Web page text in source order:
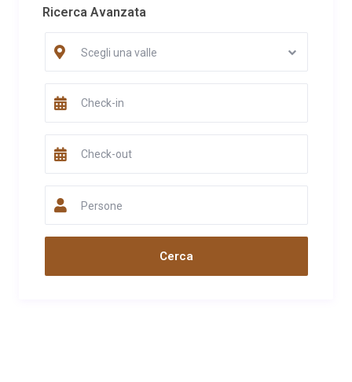
Data
05/06/2026
Nome
Berner Dörthe
Commento
Sehr schön, jederzeit wieder!
Commento
Una vacanza da rifare e da non dimenticare
Ricerca Avanzata
Scegli una valle
Persone